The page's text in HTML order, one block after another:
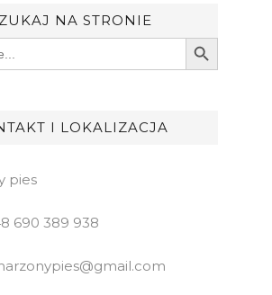
NA STRONIE
Search Button
I LOKALIZACJA
pies
690 389 938